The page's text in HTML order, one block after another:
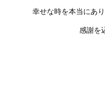
幸せな時を本当にあ
感謝を